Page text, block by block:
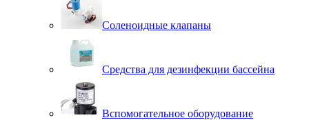
Соленоидные клапаны
Средства для дезинфекции бассейна
Вспомогательное оборудование